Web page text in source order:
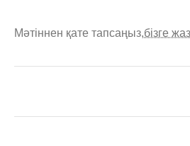
Мәтіннен қате тапсаңыз,бізге